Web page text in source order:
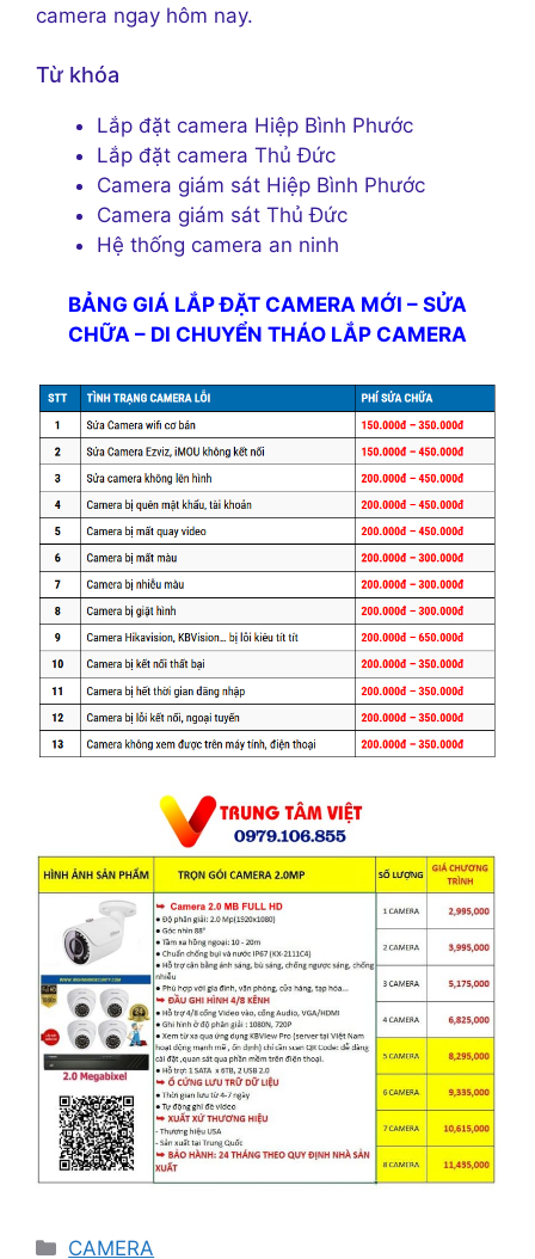
camera ngay hôm nay.
Từ khóa
Lắp đặt camera Hiệp Bình Phước
Lắp đặt camera Thủ Đức
Camera giám sát Hiệp Bình Phước
Camera giám sát Thủ Đức
Hệ thống camera an ninh
BẢNG GIÁ LẮP ĐẶT CAMERA MỚI – SỬA
CHỮA – DI CHUYỂN THÁO LẮP CAMERA
Danh
CAMERA